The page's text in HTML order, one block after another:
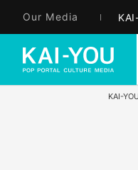
Our Media
KAI-